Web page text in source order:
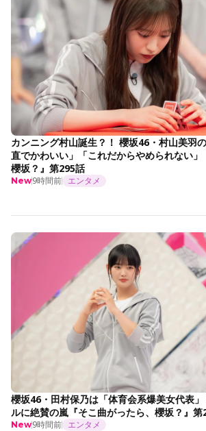
カンニング村山誕生？！ 櫻坂46・村山美羽
直でかわいい」「これだからやめられない」
櫻坂？』第295話
New9時間前 エンタメ
櫻坂46・田村保乃は「体育会系爆美女代表
ルに絶賛の嵐『そこ曲がったら、櫻坂？』第
New9時間前 エンタメ